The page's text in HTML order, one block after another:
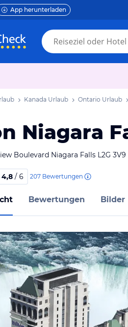
App herunterladen
Kanada Urlaub Ontario Urlaub
Niagara
Boulevard Niagara Falls L2G
4,8 / 6 207 Bewertungen
Bewertungen Bilder